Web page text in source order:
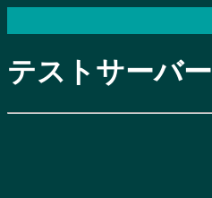
テストサーバー